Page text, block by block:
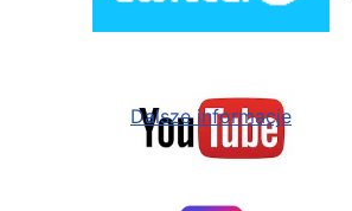
Dalsze informacje